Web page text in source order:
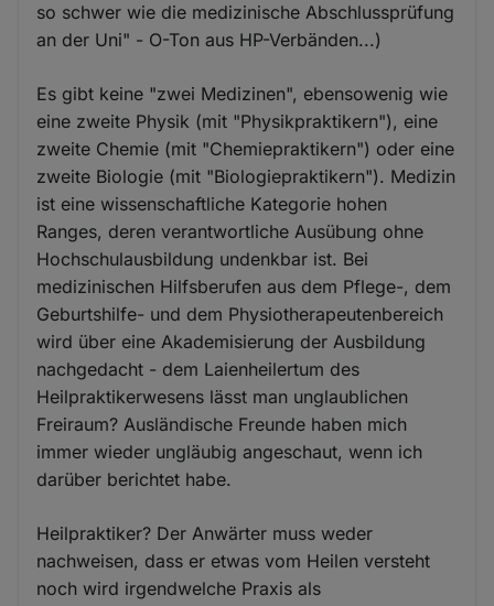
so schwer wie die medizinische Abschlussprüfung
an der Uni" - O-Ton aus HP-Verbänden...)
Es gibt keine "zwei Medizinen", ebensowenig wie
eine zweite Physik (mit "Physikpraktikern"), eine
zweite Chemie (mit "Chemiepraktikern") oder eine
zweite Biologie (mit "Biologiepraktikern"). Medizin
ist eine wissenschaftliche Kategorie hohen
Ranges, deren verantwortliche Ausübung ohne
Hochschulausbildung undenkbar ist. Bei
medizinischen Hilfsberufen aus dem Pflege-, dem
Geburtshilfe- und dem Physiotherapeutenbereich
wird über eine Akademisierung der Ausbildung
nachgedacht - dem Laienheilertum des
Heilpraktikerwesens lässt man unglaublichen
Freiraum? Ausländische Freunde haben mich
immer wieder ungläubig angeschaut, wenn ich
darüber berichtet habe.
Heilpraktiker? Der Anwärter muss weder
nachweisen, dass er etwas vom Heilen versteht
noch wird irgendwelche Praxis als